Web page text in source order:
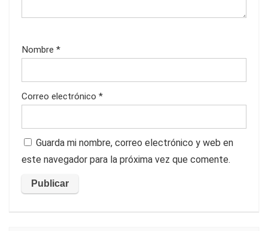
Nombre *
Correo electrónico *
Guarda mi nombre, correo electrónico y web en
este navegador para la próxima vez que comente.